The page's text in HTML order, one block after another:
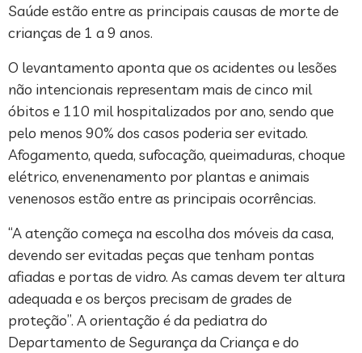
Saúde estão entre as principais causas de morte de
crianças de 1 a 9 anos.
O levantamento aponta que os acidentes ou lesões
não intencionais representam mais de cinco mil
óbitos e 110 mil hospitalizados por ano, sendo que
pelo menos 90% dos casos poderia ser evitado.
Afogamento, queda, sufocação, queimaduras, choque
elétrico, envenenamento por plantas e animais
venenosos estão entre as principais ocorrências.
“A atenção começa na escolha dos móveis da casa,
devendo ser evitadas peças que tenham pontas
afiadas e portas de vidro. As camas devem ter altura
adequada e os berços precisam de grades de
proteção”. A orientação é da pediatra do
Departamento de Segurança da Criança e do